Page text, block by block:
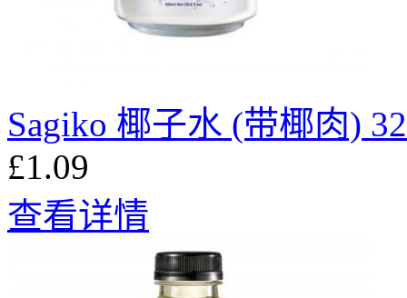
Sagiko 椰子水 (带椰肉)
£1.09
查看详情